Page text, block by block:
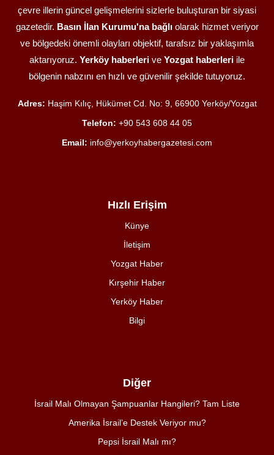
çevre illerin güncel gelişmelerini sizlerle buluşturan bir siyasi
gazetedir. Basın İlan Kurumu'na bağlıolarak hizmet veriyor
ve bölgedeki önemli olayları objektif, tarafsız bir yaklaşımla
aktarıyoruz. Yerköy haberleri ve Yozgat haberleri ile
bölgenin nabzını en hızlı ve güvenilir şekilde tutuyoruz.
Adres: Haşim Kılıç, Hükümet Cd. No: 9, 66900 Yerköy/Yozgat
Telefon: +90 543 608 44 05
Email: info@yerkoyhabergazetesi.com
Hızlı Erişim
Künye
İletişim
Yozgat Haber
Kırşehir Haber
Yerköy Haber
Bilgi
Diğer
İsrail Malı Olmayan Şampuanlar Hangileri? Tam Liste
Amerika İsrail’e Destek Veriyor mu?
Pepsi İsrail Malı mı?